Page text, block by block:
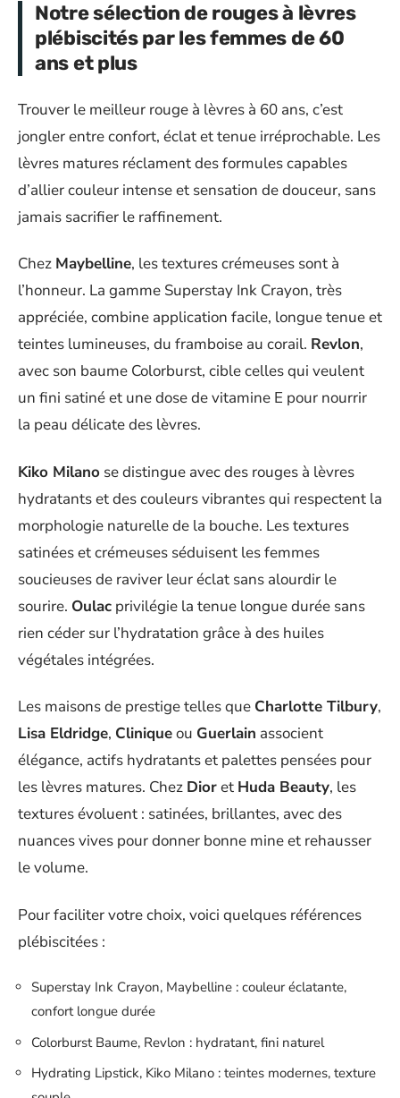
Notre sélection de rouges à lèvres
plébiscités par les femmes de 60
ans et plus
Trouver le meilleur rouge à lèvres à 60 ans, c’est
jongler entre confort, éclat et tenue irréprochable. Les
lèvres matures réclament des formules capables
d’allier couleur intense et sensation de douceur, sans
jamais sacrifier le raffinement.
Chez Maybelline, les textures crémeuses sont à
l’honneur. La gamme Superstay Ink Crayon, très
appréciée, combine application facile, longue tenue et
teintes lumineuses, du framboise au corail. Revlon,
avec son baume Colorburst, cible celles qui veulent
un fini satiné et une dose de vitamine E pour nourrir
la peau délicate des lèvres.
Kiko Milano se distingue avec des rouges à lèvres
hydratants et des couleurs vibrantes qui respectent la
morphologie naturelle de la bouche. Les textures
satinées et crémeuses séduisent les femmes
soucieuses de raviver leur éclat sans alourdir le
sourire. Oulac privilégie la tenue longue durée sans
rien céder sur l’hydratation grâce à des huiles
végétales intégrées.
Les maisons de prestige telles que Charlotte Tilbury,
Lisa Eldridge, Cliniqueou Guerlain associent
élégance, actifs hydratants et palettes pensées pour
les lèvres matures. Chez Dioret Huda Beauty, les
textures évoluent : satinées, brillantes, avec des
nuances vives pour donner bonne mine et rehausser
le volume.
Pour faciliter votre choix, voici quelques références
plébiscitées :
Superstay Ink Crayon, Maybelline : couleur éclatante,
confort longue durée
Colorburst Baume, Revlon : hydratant, fini naturel
Hydrating Lipstick, Kiko Milano : teintes modernes, texture